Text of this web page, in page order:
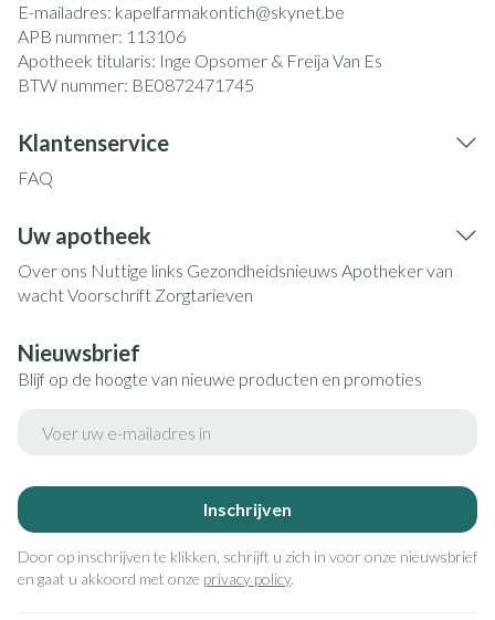
E-mailadres: kapelfarmakontich@skynet.be
APB nummer: 113106
Apotheek titularis: Inge Opsomer & Freija Van Es
BTW nummer: BE0872471745
Klantenservice
FAQ
Uw apotheek
Over ons Nuttige links Gezondheidsnieuws Apotheker van
wachtVoorschrift Zorgtarieven
Nieuwsbrief
Blijf op de hoogte van nieuwe producten en promoties
Inschrijven
Door op inschrijven te klikken, schrijft u zich in voor onze nieuwsbrief
en gaat u akkoord met onze privacy policy.